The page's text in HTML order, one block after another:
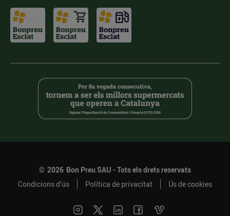
© 2026 Bon Preu SAU - Tots els drets reservats
Condicions d’ús
Política de privacitat Ús de cookies